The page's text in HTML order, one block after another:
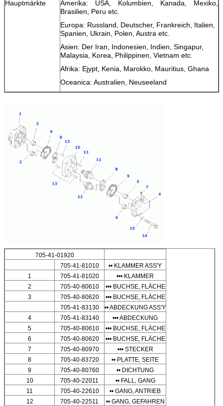
Hauptmärkte
Amerika: USA, Kolumbien, Kanada, Mexiko,
Brasilien, Peru etc.
Europa: Russland, Deutscher, Frankreich, Italien,
Spanien, Ukrain, Polen, Austra etc.
Asien: Der Iran, Indonesien, Indien, Singapur,
Malaysia, Korea, Philippinen, Vietnam etc.
Afrika: Ejypt, Kenia, Marokko, Mauritius, Ghana
Oceanica: Australien, Neuseeland
705-41-01920
705-41-81010
•• KLAMMER ASS'Y
1
705-41-81020
••• KLAMMER
2
705-40-80610
••• BUCHSE, FLÄCHE
3
705-40-80620
••• BUCHSE, FLÄCHE
705-41-83130
•• ABDECKUNG ASS'Y
4
705-41-83140
••• ABDECKUNG
5
705-40-80610
••• BUCHSE, FLÄCHE
6
705-40-80620
••• BUCHSE, FLÄCHE
7
705-40-80970
••• STECKER
8
705-40-83720
•• PLATTE, SEITE
9
705-40-80760
•• DICHTUNG
10
705-40-22011
•• FALL, GANG
11
705-40-22610
•• GANG, ANTRIEB
12
705-40-22511
•• GANG, GEFAHREN